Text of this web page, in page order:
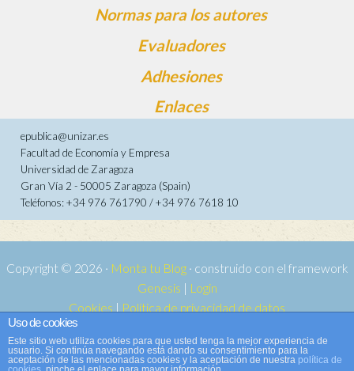
Normas para los autores
Evaluadores
Adhesiones
Enlaces
epublica@unizar.es
Facultad de Economía y Empresa
Universidad de Zaragoza
Gran Vía 2 - 50005 Zaragoza (Spain)
Teléfonos: +34 976 761790 / +34 976 7618 10
Copyright © 2026 · Monta tu Blog· construido con el framework
Genesis | Login
Cookies | Política de privacidad de datos
Copyright © 2026 ·
WordPress·Acceder
Uso de cookies
Este sitio web utiliza cookies para que usted tenga la mejor experiencia de
usuario. Si continúa navegando está dando su consentimiento para la
aceptación de las mencionadas cookies y la aceptación de nuestra política de